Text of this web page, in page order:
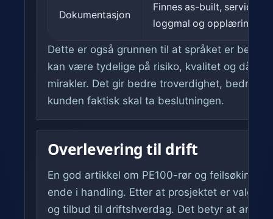
Dokumentasjon
Finnes as-built,
loggmal og opplæring?
Dette er også grunnen til at språket er
kan være tydelige på risiko, kvalitet og
mirakler. Det gir bedre troverdighet, bedre
kunden faktisk skal ta beslutningen.
Overlevering til drift
En god artikkel om PE100-rør og feilsøking i
ende i handling. Etter at prosjektet er valgt,
og tilbud til driftshverdag. Det betyr at